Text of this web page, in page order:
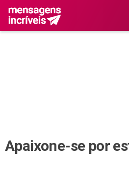
Apaixone-se por